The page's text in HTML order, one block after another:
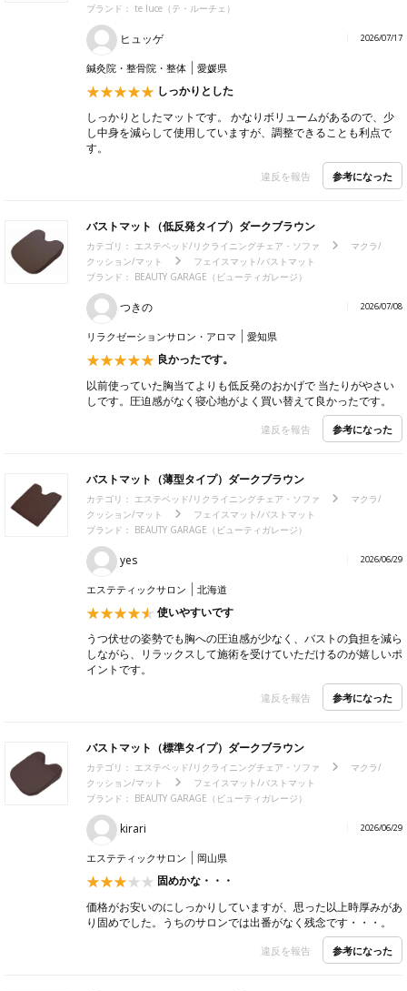
ブランド： te luce（テ・ルーチェ）
ヒュッゲ 2026/07/17
鍼灸院・整骨院・整体 愛媛県
しっかりとした
しっかりとしたマットです。 かなりボリュームがあるので、少
し中身を減らして使用していますが、調整できることも利点で
す。
違反を報告 参考になった
バストマット（低反発タイプ）ダークブラウン
カテゴリ： エステベッド/リクライニングチェア・ソファ
マクラ/
クッション/マット
フェイスマット/バストマット
ブランド： BEAUTY GARAGE（ビューティガレージ）
つきの 2026/07/08
リラクゼーションサロン・アロマ 愛知県
良かったです。
以前使っていた胸当てよりも低反発のおかげで 当たりがやさい
しです。圧迫感がなく寝心地がよく買い替えて良かったです。
違反を報告 参考になった
バストマット（薄型タイプ）ダークブラウン
カテゴリ： エステベッド/リクライニングチェア・ソファ
マクラ/
クッション/マット
フェイスマット/バストマット
ブランド： BEAUTY GARAGE（ビューティガレージ）
yes 2026/06/29
エステティックサロン 北海道
使いやすいです
うつ伏せの姿勢でも胸への圧迫感が少なく、バストの負担を減ら
しながら、リラックスして施術を受けていただけるのが嬉しいポ
イントです。
違反を報告 参考になった
バストマット（標準タイプ）ダークブラウン
カテゴリ： エステベッド/リクライニングチェア・ソファ
マクラ/
クッション/マット
フェイスマット/バストマット
ブランド： BEAUTY GARAGE（ビューティガレージ）
kirari 2026/06/29
エステティックサロン 岡山県
固めかな・・・
価格がお安いのにしっかりしていますが、思った以上時厚みがあ
り固めでした。うちのサロンでは出番がなく残念です・・・。
違反を報告 参考になった